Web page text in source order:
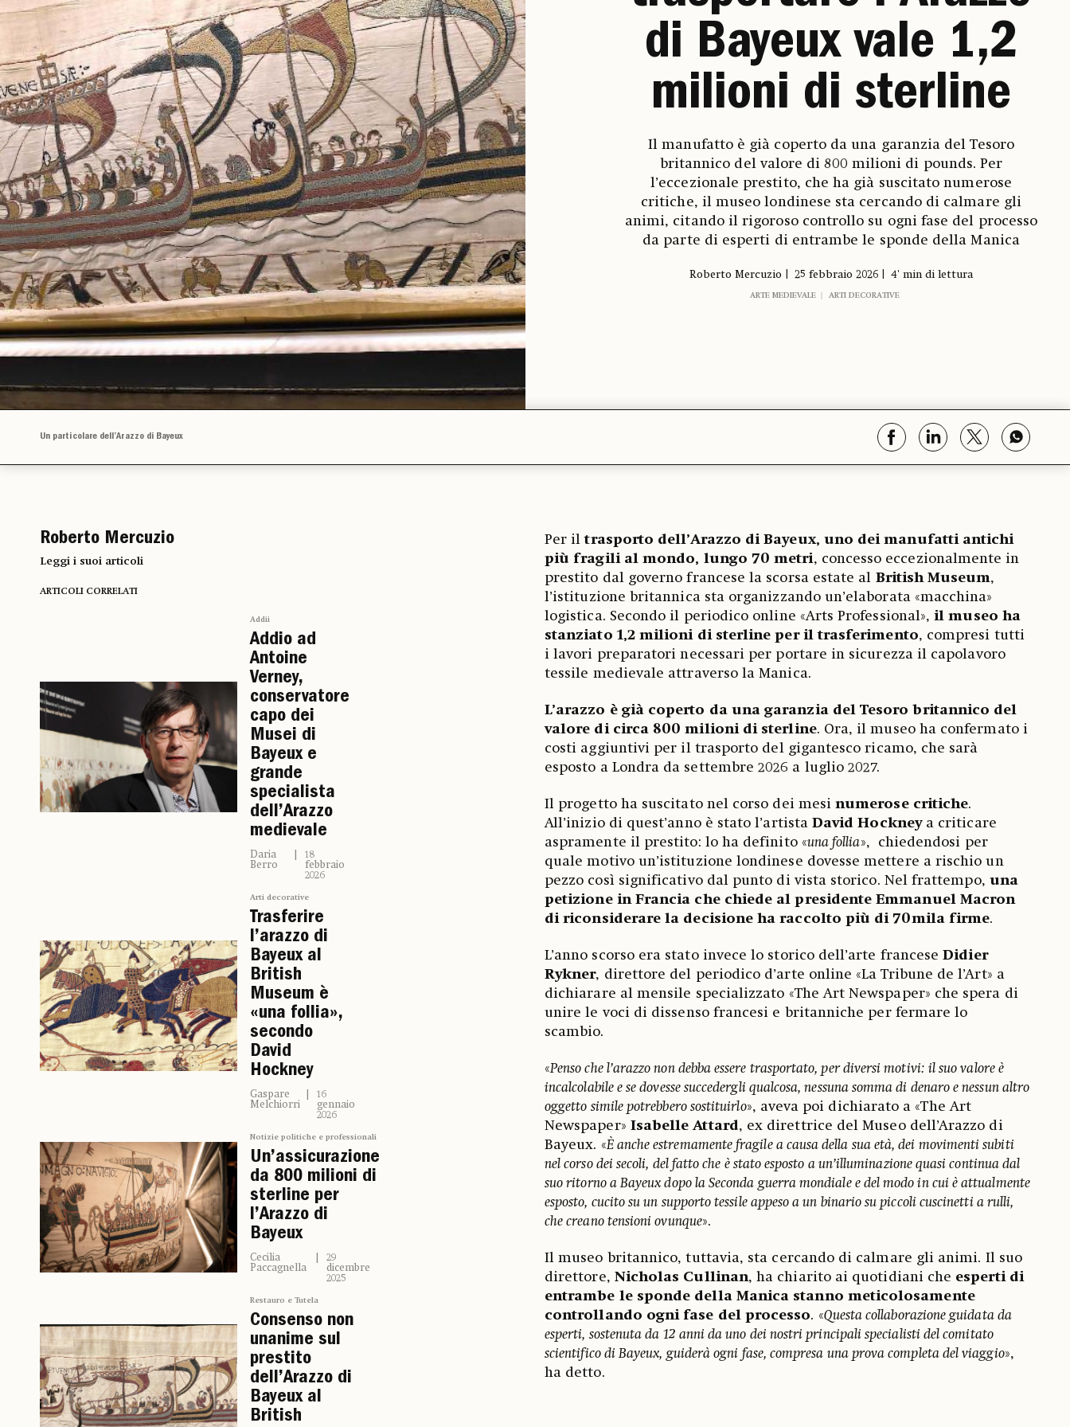
di Bayeux vale 1,2
milioni di sterline
Il manufatto è già coperto da una garanzia del Tesoro
britannico del valore di 800 milioni di pounds. Per
l’eccezionale prestito, che ha già suscitato numerose
critiche, il museo londinese sta cercando di calmare gli
animi, citando il rigoroso controllo su ogni fase del processo
da parte di esperti di entrambe le sponde della Manica
Roberto Mercuzio 25 febbraio 2026 4' min di lettura
ARTE MEDIEVALE ARTI DECORATIVE
Un particolare dell’Arazzo di Bayeux
Roberto Mercuzio
Leggi i suoi articoli
ARTICOLI CORRELATI
Addii
Addio ad
Antoine
Verney,
conservatore
capo dei
Musei di
Bayeux e
grande
specialista
dell’Arazzo
medievale
Daria
Berro
18
febbraio
2026
Arti decorative
Trasferire
l’arazzo di
Bayeux al
British
Museum è
«una follia»,
secondo
David
Hockney
Gaspare
Melchiorri
16
gennaio
2026
Notizie politiche e professionali
Un’assicurazione
da 800 milioni di
sterline per
l’Arazzo di
Bayeux
Cecilia
Paccagnella
29
dicembre
2025
Restauro e Tutela
Consenso non
unanime sul
prestito
dell’Arazzo di
Bayeux al
British
Per iltrasporto dell’Arazzo di Bayeux, uno dei manufatti antichi
più fragili al mondo, lungo 70 metri, concesso eccezionalmente in
prestito dal governo francese la scorsa estate al British Museum,
l’istituzione britannica sta organizzando un’elaborata «macchina»
logistica. Secondo il periodico online «Arts Professional»,il museo ha
stanziato 1,2 milioni di sterline per il trasferimento, compresi tutti
i lavori preparatori necessari per portare in sicurezza il capolavoro
tessile medievale attraverso la Manica.
L’arazzo è già coperto da una garanzia del Tesoro britannico del
valore di circa 800 milioni di sterline. Ora, il museo ha confermato i
costi aggiuntivi per il trasporto del gigantesco ricamo, che sarà
esposto a Londra da settembre 2026 a luglio 2027.
Il progetto ha suscitato nel corso dei mesinumerose critiche.
All’inizio di quest’anno è stato l’artista David Hockneya criticare
aspramente il prestito: lo ha definito «una follia», chiedendosi per
quale motivo un’istituzione londinese dovesse mettere a rischio un
pezzo così significativo dal punto di vista storico. Nel frattempo, una
petizione in Francia che chiede al presidente Emmanuel Macron
di riconsiderare la decisione ha raccolto più di 70mila firme.
L’anno scorso era stato invece lo storico dell’arte franceseDidier
Rykner, direttore del periodico d’arte online «La Tribune de l’Art» a
dichiarare al mensile specializzato «The Art Newspaper» che spera di
unire le voci di dissenso francesi e britanniche per fermare lo
scambio.
«Penso che l’arazzo non debba essere trasportato, per diversi motivi: il suo valore è
incalcolabile e se dovesse succedergli qualcosa, nessuna somma di denaro e nessun altro
oggetto simile potrebbero sostituirlo», aveva poi dichiarato a «The Art
Newspaper» Isabelle Attard, ex direttrice del Museo dell’Arazzo di
Bayeux. «È anche estremamente fragile a causa della sua età, dei movimenti subiti
nel corso dei secoli, del fatto che è stato esposto a un’illuminazione quasi continua dal
suo ritorno a Bayeux dopo la Seconda guerra mondiale e del modo in cui è attualmente
esposto, cucito su un supporto tessile appeso a un binario su piccoli cuscinetti a rulli,
che creano tensioni ovunque».
Il museo britannico, tuttavia, sta cercando di calmare gli animi. Il suo
direttore, Nicholas Cullinan, ha chiarito ai quotidiani che esperti di
entrambe le sponde della Manica stanno meticolosamente
controllando ogni fase del processo. «Questa collaborazione guidata da
esperti, sostenuta da 12 anni da uno dei nostri principali specialisti del comitato
scientifico di Bayeux, guiderà ogni fase, compresa una prova completa del viaggio»,
ha detto.